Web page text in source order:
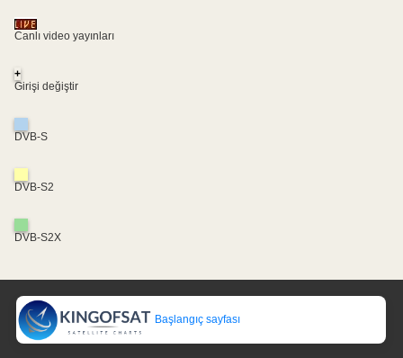
Canlı video yayınları
+
Girişi değiştir
DVB-S
DVB-S2
DVB-S2X
Başlangıç sayfası